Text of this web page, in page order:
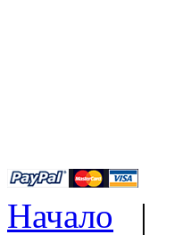
Начало |